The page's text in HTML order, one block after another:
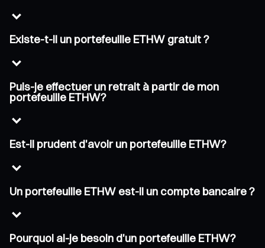
Existe-t-il un portefeuille ETHW gratuit ?
Puis-je effectuer un retrait à partir de mon
portefeuille ETHW?
Est-il prudent d'avoir un portefeuille ETHW?
Un portefeuille ETHW est-il un compte bancaire ?
Pourquoi ai-je besoin d'un portefeuille ETHW?